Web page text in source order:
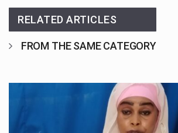
RELATED ARTICLES
FROM THE SAME CATEGORY